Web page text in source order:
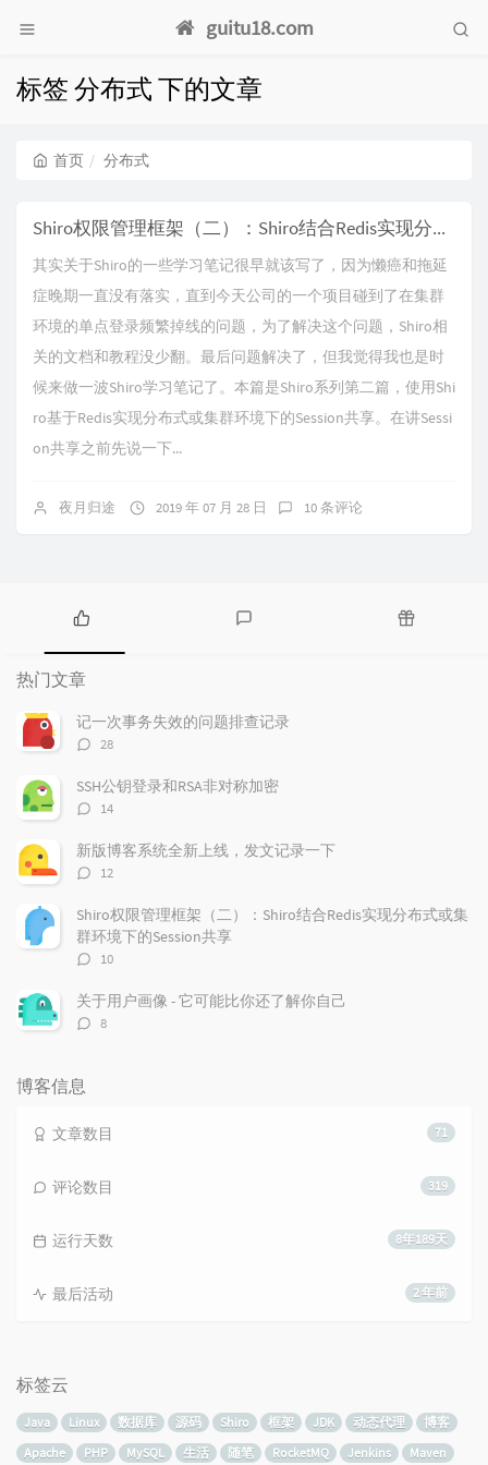
guitu18.com
标签 分布式 下的文章
首页 分布式
Shiro权限管理框架（二）：Shiro结合Redis实现分布式或集群环境下的Session共享
其实关于Shiro的一些学习笔记很早就该写了，因为懒癌和拖延
症晚期一直没有落实，直到今天公司的一个项目碰到了在集群
环境的单点登录频繁掉线的问题，为了解决这个问题，Shiro相
关的文档和教程没少翻。最后问题解决了，但我觉得我也是时
候来做一波Shiro学习笔记了。本篇是Shiro系列第二篇，使用Shi
ro基于Redis实现分布式或集群环境下的Session共享。在讲Sessi
on共享之前先说一下...
夜月归途 2019 年 07 月 28 日 10 条评论
热
门
文
章
论
热门文章
记一次事务失效的问题排查记录
评
数：
28
SSH公钥登录和RSA非对称加密
评
数：
14
新版博客系统全新上线，发文记录一下
评
数：
12
Shiro权限管理框架（二）：Shiro结合Redis实现分布式或集
群环境下的Session共享
评
数：
10
关于用户画像 - 它可能比你还了解你自己
评
8
博客信息
71
文章数目
319
评论数目
8年189天
运行天数
2 年前
最后活动
标签云
Java Linux 数据库 源码 Shiro 框架 JDK 动态代理
博客
Apache
PHP MySQL 生活 随笔 RocketMQ Jenkins Maven